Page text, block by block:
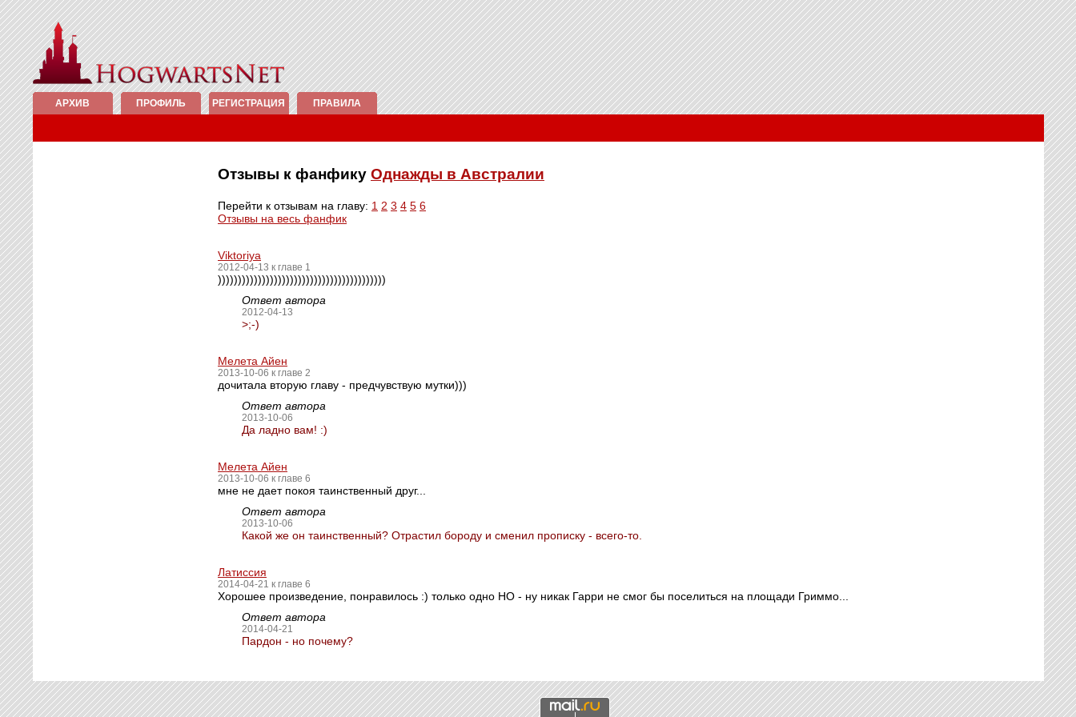
АРХИВ ПРОФИЛЬ РЕГИСТРАЦИЯ ПРАВИЛА
Отзывы к фанфику Однажды в Австралии
Перейти к отзывам на главу: 1 2 3 4 5 6
Отзывы на весь фанфик
Viktoriya
2012-04-13 к главе 1
))))))))))))))))))))))))))))))))))))))))))
Ответ автора
2012-04-13
>;-)
Мелета Айен
2013-10-06 к главе 2
дочитала вторую главу - предчувствую мутки)))
Ответ автора
2013-10-06
Да ладно вам! :)
Мелета Айен
2013-10-06 к главе 6
мне не дает покоя таинственный друг...
Ответ автора
2013-10-06
Какой же он таинственный? Отрастил бороду и сменил прописку - всего-то.
Латиссия
2014-04-21 к главе 6
Хорошее произведение, понравилось :) только одно НО - ну никак Гарри не смог бы поселиться на площади Гриммо...
Ответ автора
2014-04-21
Пардон - но почему?